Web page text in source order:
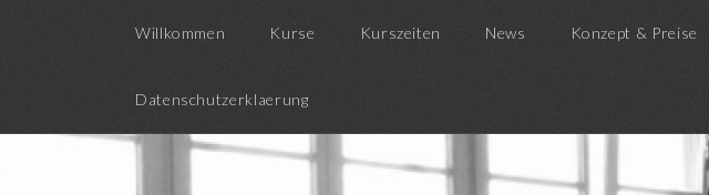
Willkommen Kurse Kurszeiten News Konzept & Preise
Datenschutzerklaerung